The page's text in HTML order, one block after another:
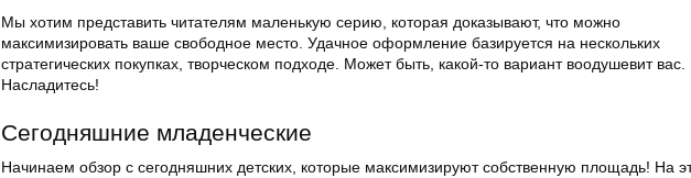
Мы хотим представить читателям маленькую серию, которая доказывают, что можно
максимизировать ваше свободное место. Удачное оформление базируется на нескольких
стратегических покупках, творческом подходе. Может быть, какой-то вариант воодушевит вас.
Насладитесь!
Сегодняшние младенческие
Начинаем обзор с сегодняшних детских, которые максимизируют собственную площадь! На